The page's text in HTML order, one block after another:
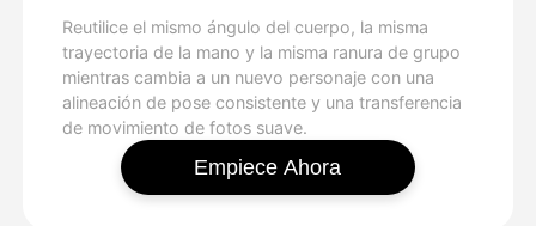
Reutilice el mismo ángulo del cuerpo, la misma
trayectoria de la mano y la misma ranura de grupo
mientras cambia a un nuevo personaje con una
alineación de pose consistente y una transferencia
de movimiento de fotos suave.
Empiece Ahora